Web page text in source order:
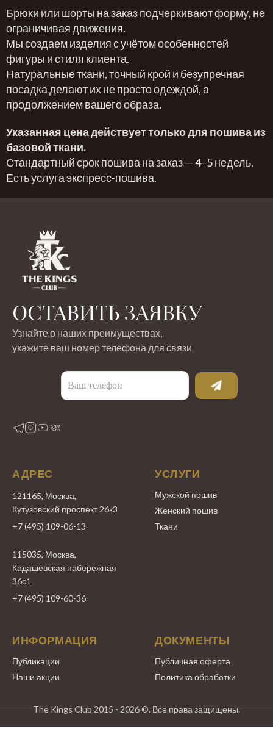
Брюки или шорты на заказ подчеркивают форму, не
ограничивая движения.
Мы создаем изделия с учётом особенностей
фигуры и стиля клиента.
Натуральные ткани, точный крой и безупречная
посадка делают их не просто одеждой, а
продолжением вашего образа.
Указанная цена действует только для пошива из
базовой ткани.
Стандартный срок пошива на заказ — 4–5 недель.
Есть услуга экспресс-пошива.
ОСТАВИТЬ ЗАЯВКУ
Узнайте о наших преимуществах,
укажите ваш номер телефона для связи
АДРЕС
121165, Москва,
Кутузовский проспект 26к3
+7 (495) 109-06-13
115035, Москва,
Кадашевская набережная
36с1
+7 (495) 109-60-36
УСЛУГИ
Мужской пошив
Женский пошив
Ткани
ИНФОРМАЦИЯ
Публикации
Наши акции
ДОКУМЕНТЫ
Публичная оферта
Политика обработки
The Kings Club 2015 - 2026 ©. Все права защищены.